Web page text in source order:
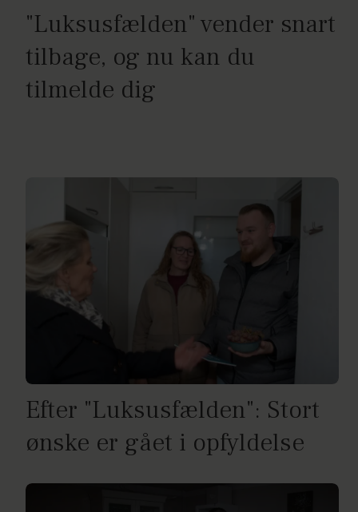
"Luksusfælden" vender snart
tilbage, og nu kan du
tilmelde dig
Efter "Luksusfælden": Stort
ønske er gået i opfyldelse